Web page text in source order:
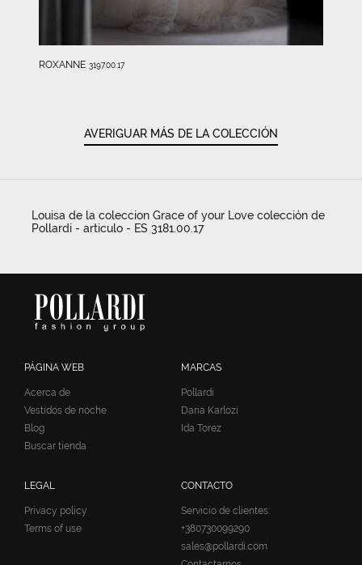
ROXANNE 3197.00.17
AVERIGUAR MÁS DE LA COLECCIÓN
Louisa de la coleccion Grace of your Love colección de
Pollardi - articulo - ES 3181.00.17
PÁGINA WEB
Acerca de
Vestidos de noche
Blog
Buscar tienda
MARCAS
Pollardi
Daria Karlozi
Ida Torez
LEGAL
Privacy policy
Terms of use
CONTACTO
Servicio de clientes:
+380730099290
sales@pollardi.com